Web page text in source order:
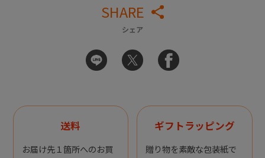
SHARE
シェア
送料
お届け先１箇所へのお買
ギフトラッピング
贈り物を素敵な包装紙で